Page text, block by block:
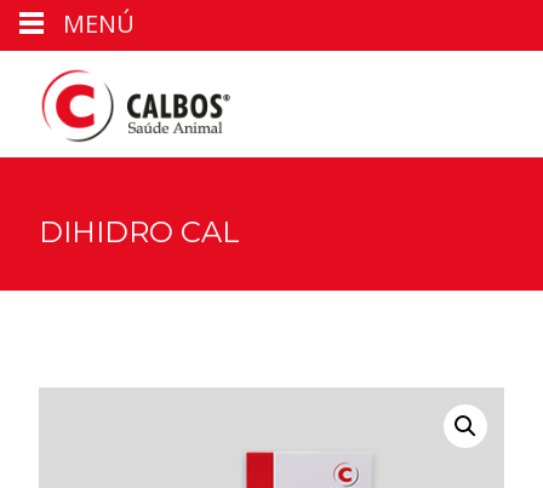
DIHIDRO CAL
MENÚ